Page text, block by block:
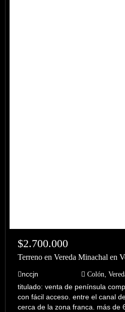
$2.700.000
Terreno en Vereda Minachal en
nccjn Colón,
titulado: venta de península
con fácil acceso. entre el canal
cerca de la zona franca. más de